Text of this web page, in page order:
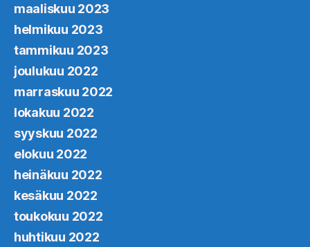
maaliskuu 2023
helmikuu 2023
tammikuu 2023
joulukuu 2022
marraskuu 2022
lokakuu 2022
syyskuu 2022
elokuu 2022
heinäkuu 2022
kesäkuu 2022
toukokuu 2022
huhtikuu 2022